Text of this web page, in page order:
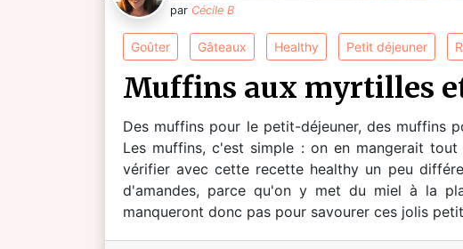
par Cécile B
goûter gâteaux healthy petit déjeuner
muffins aux myrtilles
Des muffins pour le petit-déjeuner, des muffins
Les muffins, c'est simple : on en mangerait
vérifier avec cette recette healthy un peu
d'amandes, parce qu'on y met du miel à la
manqueront donc pas pour savourer ces jolis